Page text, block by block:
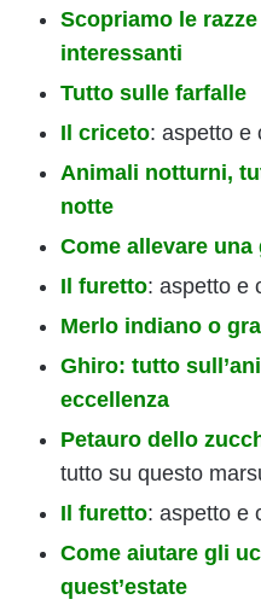
Scopriamo le
interessanti
Tutto sulle farfalle
Il criceto: aspetto e
Animali notturni,
notte
Come allevare
Il furetto: aspetto e
Merlo indiano o
Ghiro: tutto
eccellenza
Petauro dello
tutto su questo
Il furetto: aspetto e
Come aiutare gli
quest’estate